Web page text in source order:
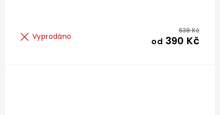
Vyprodáno
638 Kč
od 390 Kč